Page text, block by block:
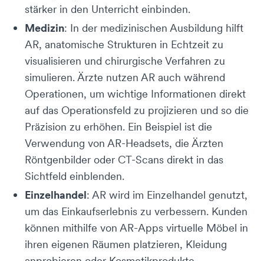
stärker in den Unterricht einbinden.
Medizin: In der medizinischen Ausbildung hilft
AR, anatomische Strukturen in Echtzeit zu
visualisieren und chirurgische Verfahren zu
simulieren. Ärzte nutzen AR auch während
Operationen, um wichtige Informationen direkt
auf das Operationsfeld zu projizieren und so die
Präzision zu erhöhen. Ein Beispiel ist die
Verwendung von AR-Headsets, die Ärzten
Röntgenbilder oder CT-Scans direkt in das
Sichtfeld einblenden.
Einzelhandel: AR wird im Einzelhandel genutzt,
um das Einkaufserlebnis zu verbessern. Kunden
können mithilfe von AR-Apps virtuelle Möbel in
ihren eigenen Räumen platzieren, Kleidung